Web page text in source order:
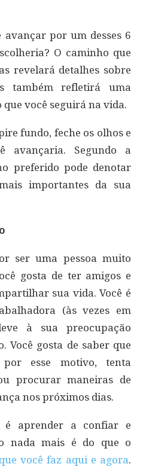
avançar por um desses 6
O caminho que
revelará detalhes sobre
também refletirá uma
você seguirá na vida.
fundo, feche os olhos e
avançaria. Segundo a
preferido pode denotar
importantes da sua
ser uma pessoa muito
gosta de ter amigos e
sua vida. Você é
(às vezes em
à sua preocupação
Você gosta de saber que
esse motivo, tenta
procurar maneiras de
nos próximos dias.
é aprender a confiar e
nada mais é do que o
você faz aqui e agora.